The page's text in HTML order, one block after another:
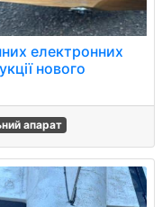
електронних
нового
апарат